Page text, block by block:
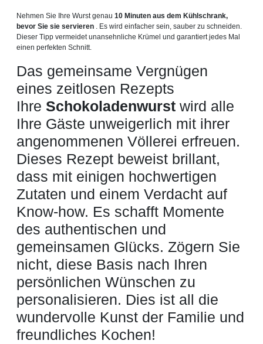
Nehmen Sie Ihre Wurst genau 10 Minuten aus dem Kühlschrank,
bevor Sie sie servieren . Es wird einfacher sein, sauber zu schneiden.
Dieser Tipp vermeidet unansehnliche Krümel und garantiert jedes Mal
einen perfekten Schnitt.
Das gemeinsame Vergnügen
eines zeitlosen Rezepts
Ihre Schokoladenwurst wird alle
Ihre Gäste unweigerlich mit ihrer
angenommenen Völlerei erfreuen.
Dieses Rezept beweist brillant,
dass mit einigen hochwertigen
Zutaten und einem Verdacht auf
Know-how. Es schafft Momente
des authentischen und
gemeinsamen Glücks. Zögern Sie
nicht, diese Basis nach Ihren
persönlichen Wünschen zu
personalisieren. Dies ist all die
wundervolle Kunst der Familie und
freundliches Kochen!